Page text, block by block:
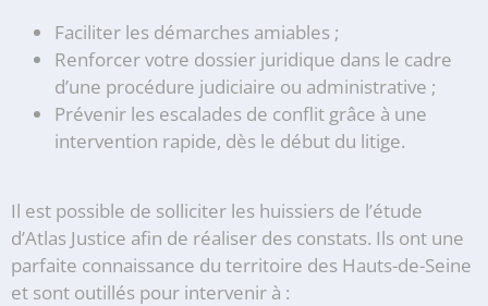
Faciliter les démarches amiables ;
Renforcer votre dossier juridique dans le cadre
d’une procédure judiciaire ou administrative ;
Prévenir les escalades de conflit grâce à une
intervention rapide, dès le début du litige.
Il est possible de solliciter les huissiers de l’étude
d’Atlas Justice afin de réaliser des constats. Ils ont une
parfaite connaissance du territoire des Hauts-de-Seine
et sont outillés pour intervenir à :